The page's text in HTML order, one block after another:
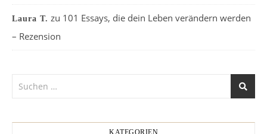
Laura T. zu 101 Essays, die dein Leben verändern werden
– Rezension